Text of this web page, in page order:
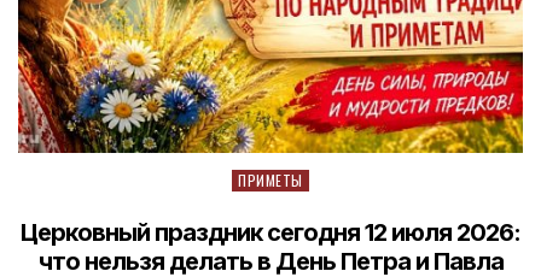
Posted
ПРИМЕТЫ
Церковный праздник сегодня 12 июля 2026:
что нельзя делать в День Петра и Павла